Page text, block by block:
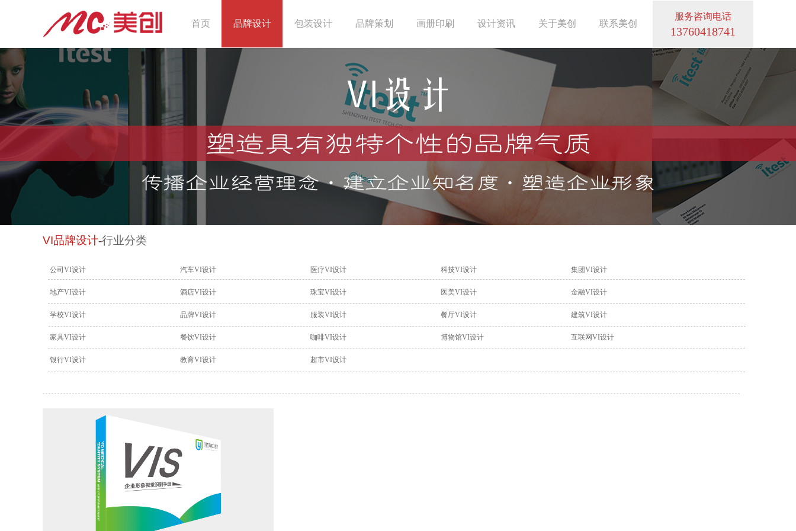
VI品牌设计-行业分类
公司VI设计 汽车VI设计 医疗VI设计 科技VI设计 集团VI设计
地产VI设计 酒店VI设计 珠宝VI设计 医美VI设计 金融VI设计
学校VI设计 品牌VI设计 服装VI设计 餐厅VI设计 建筑VI设计
家具VI设计 餐饮VI设计 咖啡VI设计 博物馆VI设计 互联网VI设计
银行VI设计 教育VI设计 超市VI设计
服务咨询电话
13760418741
首页 品牌设计 包装设计 品牌策划 画册印刷 设计资讯 关于美创 联系美创